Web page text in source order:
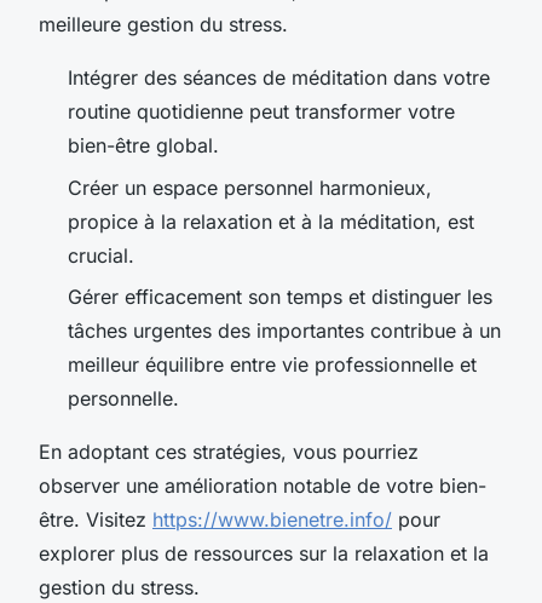
meilleure gestion du stress.
Intégrer des séances de méditation dans votre
routine quotidienne peut transformer votre
bien-être global.
Créer un espace personnel harmonieux,
propice à la relaxation et à la méditation, est
crucial.
Gérer efficacement son temps et distinguer les
tâches urgentes des importantes contribue à un
meilleur équilibre entre vie professionnelle et
personnelle.
En adoptant ces stratégies, vous pourriez
observer une amélioration notable de votre bien-
être. Visitez https://www.bienetre.info/ pour
explorer plus de ressources sur la relaxation et la
gestion du stress.